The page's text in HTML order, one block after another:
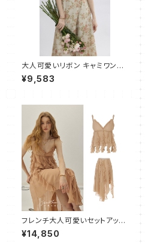
大人可愛いリボン キャミワンピ
ース フレア ロング
¥9,583
フレンチ大人可愛いセットアップ
フリル×フリンジ
¥14,850